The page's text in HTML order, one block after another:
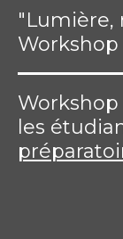
"Lumière,
les